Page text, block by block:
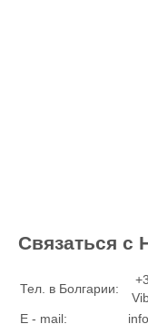
Связаться с
Тел. в Болгарии:
E - mail: